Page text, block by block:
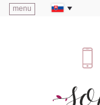
menu